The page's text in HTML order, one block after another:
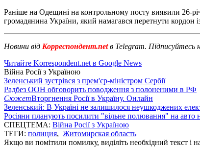
Раніше на Одещині на контрольному посту виявили 26-
громадянина України, який намагався перетнути кордон
Новини від Корреспондент.netв Telegram. Підписуйтесь
Читайте Korrespondent.net в Google News
Війна Росії з Україною
Зеленський зустрівся з прем'єр-міністром Сербії
Радбез ООН обговорить поводження з полоненими в РФ
СюжетВторгнення Росії в Україну. Онлайн
Зеленський: В Україні не залишилося неушкоджених
Росіяни планують посилити "вільне полювання" на
СПЕЦТЕМА: Війна Росії з Україною
ТЕГИ: полиция, Житомирская область
Якщо ви помітили помилку, виділіть необхідний текст і